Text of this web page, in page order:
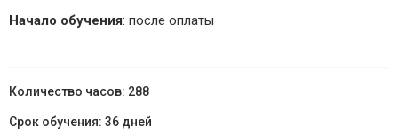
Начало обучения: после оплаты
288
36 дней